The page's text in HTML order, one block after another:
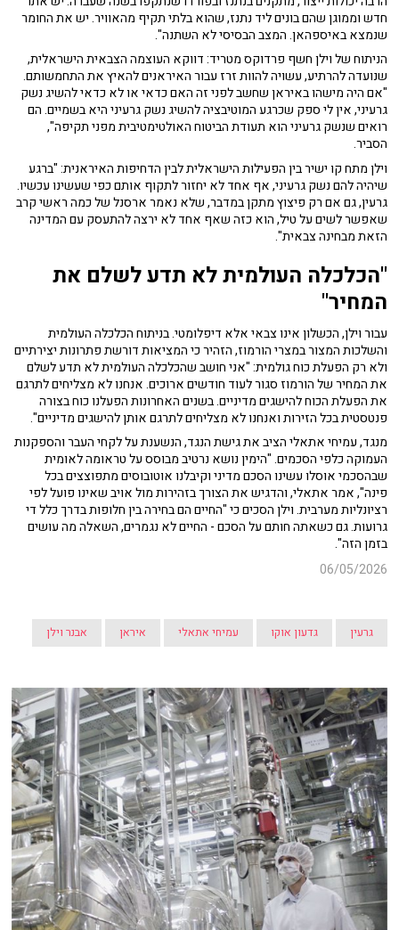
חדש וממוגן שהם בונים ליד נתנז, שהוא בלתי תקיף מהאוויר. יש את החומר
שנמצא באיספהאן. המצב הבסיסי לא השתנה".
הניתוח של וילן חשף פרדוקס מטריד: דווקא העוצמה הצבאית הישראלית,
שנועדה להרתיע, עשויה להוות זרז עבור האיראנים להאיץ את התחמשותם.
"אם היה מישהו באיראן שחשב לפני זה האם כדאי או לא כדאי להשיג נשק
גרעיני, אין לי ספק שכרגע המוטיבציה להשיג נשק גרעיני היא בשמיים. הם
רואים שנשק גרעיני הוא תעודת הביטוח האולטימטיבית מפני תקיפה",
הסביר.
וילן מתח קו ישיר בין הפעילות הישראלית לבין הדחיפות האיראנית: "ברגע
שיהיה להם נשק גרעיני, אף אחד לא יחזור לתקוף אותם כפי שעשינו עכשיו.
גרעין, גם אם רק פיצוץ מתקן במדבר, שלא נאמר ארסנל של כמה ראשי קרב
שאפשר לשים על טיל, הוא כזה שאף אחד לא ירצה להתעסק עם המדינה
הזאת מבחינה צבאית".
"הכלכלה העולמית לא תדע לשלם את
המחיר"
עבור וילן, הכשלון אינו צבאי אלא דיפלומטי. בניתוח הכלכלה העולמית
והשלכות המצור במצרי הורמוז, הזהיר כי המציאות דורשת פתרונות יצירתיים
ולא רק הפעלת כוח גולמית: "אני חושב שהכלכלה העולמית לא תדע לשלם
את המחיר של הורמוז סגור לעוד חודשים ארוכים. אנחנו לא מצליחים לתרגם
את הפעלת הכוח להישגים מדיניים. בשנים האחרונות הפעלנו כוח בצורה
פנטסטית בכל הזירות ואנחנו לא מצליחים לתרגם אותן להישגים מדיניים".
מנגד, עמיחי אתאלי הציב את גישת הנגד, הנשענת על לקחי העבר והספקנות
העמוקה כלפי הסכמים. "הימין נושא נרטיב מבוסס על טראומה לאומית
שבהסכמי אוסלו עשינו הסכם מדיני וקיבלנו אוטובוסים מתפוצצים בכל
פינה", אמר אתאלי, והדגיש את הצורך בזהירות מול אויב שאינו פועל לפי
רציונליות מערבית. וילן הסכים כי "החיים הם בחירה בין חלופות בדרך כלל די
גרועות. גם כשאתה חותם על הסכם - החיים לא נגמרים, השאלה מה עושים
בזמן הזה".
06/05/2026
גרעין גדעון אוקו עמיחי אתאלי איראן אבנר וילן